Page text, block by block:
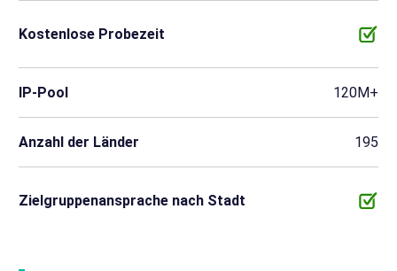
Kostenlose Probezeit
IP-Pool 120M+
Anzahl der Länder 195
Zielgruppenansprache nach Stadt